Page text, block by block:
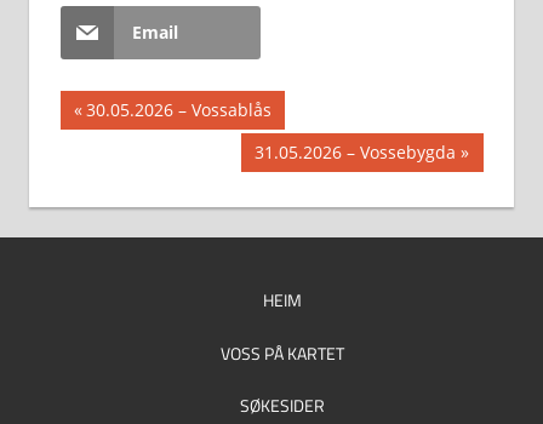
Email
Innleggsnavigasjon
Previous
Post:
30.05.2026 – Vossablås
Next
Post:
31.05.2026 – Vossebygda
HEIM
VOSS PÅ KARTET
SØKESIDER